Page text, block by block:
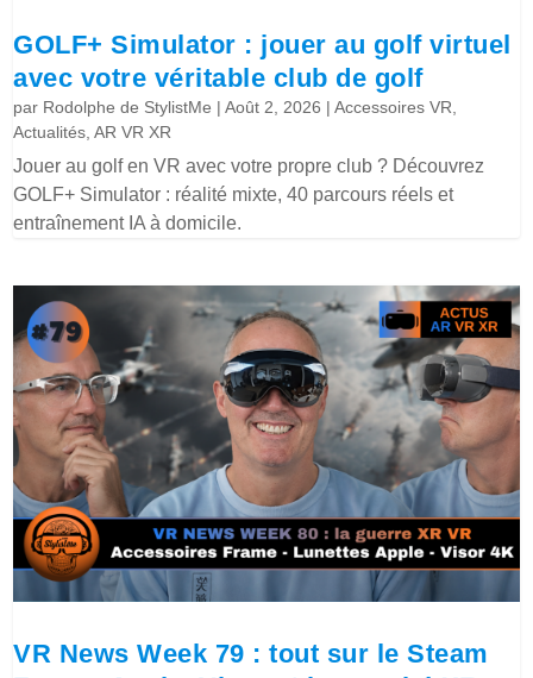
GOLF+ Simulator : jouer au golf virtuel
avec votre véritable club de golf
par Rodolphe de StylistMe |Août 2, 2026 |Accessoires VR
Actualités ,AR VR XR
Jouer au golf en VR avec votre propre club ? Découvrez
GOLF+ Simulator : réalité mixte, 40 parcours réels et
entraînement IA à domicile.
VR News Week 79 : tout sur le Steam